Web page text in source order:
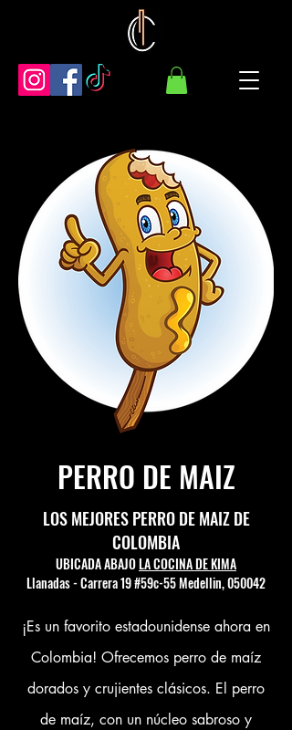
PERRO DE MAIZ
LOS MEJORES PERRO DE MAIZ DE
COLOMBIA
UBICADA ABAJOLA COCINA DE KIMA
Llanadas - Carrera 19 #59c-55 Medellin, 050042
¡Es un favorito estadounidense ahora en
Colombia! Ofrecemos perro de maíz
dorados y crujientes clásicos. El perro
de maíz, con un núcleo sabroso y